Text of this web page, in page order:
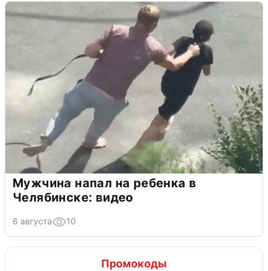
Мужчина напал на ребенка в
Челябинске: видео
6 августа 10
Промокоды